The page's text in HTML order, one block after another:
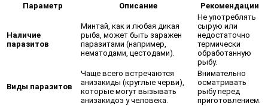
Параметр Описание Рекомендации
Наличие
паразитов
Минтай, как и любая дикая
рыба, может быть заражен
паразитами (например,
нематодами, цестодами).
Не употреблять
сырую или
недостаточно
термически
обработанную
рыбу.
Виды паразитов
Чаще всего встречаются
анизакиды (круглые черви),
которые могут вызывать
анизакидоз у человека.
Внимательно
осматривать
рыбу перед
приготовлением.